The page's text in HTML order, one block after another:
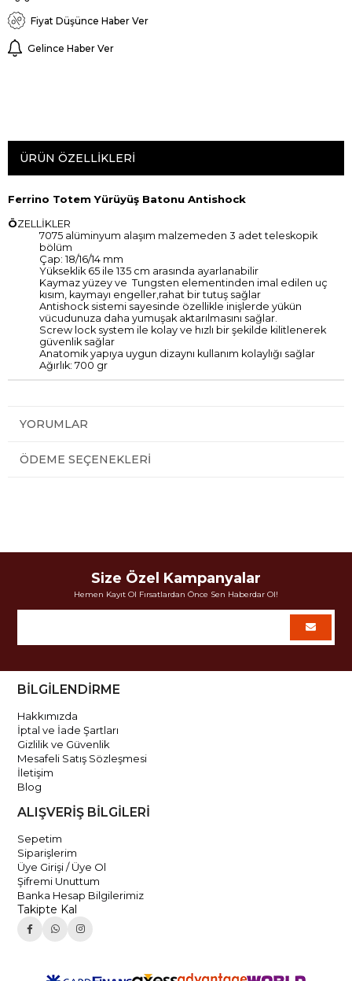
Fiyat Düşünce Haber Ver
Gelince Haber Ver
ÜRÜN ÖZELLIKLERI
Ferrino Totem Yürüyüş Batonu Antishock
ÖZELLİKLER
7075 alüminyum alaşım malzemeden 3 adet teleskopik
bölüm
Çap: 18/16/14 mm
Yükseklik 65 ile 135 cm arasında ayarlanabilir
Kaymaz yüzey ve Tungsten elementinden imal edilen uç
kısım, kaymayı engeller,rahat bir tutuş sağlar
Antishock sistemi sayesinde özellikle inişlerde yükün
vücudunuza daha yumuşak aktarılmasını sağlar.
Screw lock system ile kolay ve hızlı bir şekilde kilitlenerek
güvenlik sağlar
Anatomik yapıya uygun dizaynı kullanım kolaylığı sağlar
Ağırlık: 700 gr
YORUMLAR
ÖDEME SEÇENEKLERI
Size Özel Kampanyalar
Hemen Kayıt Ol Fırsatlardan Önce Sen Haberdar Ol!
BİLGİLENDİRME
Hakkımızda
İptal ve İade Şartları
Gizlilik ve Güvenlik
Mesafeli Satış Sözleşmesi
İletişim
Blog
ALIŞVERİŞ BİLGİLERİ
Sepetim
Siparişlerim
Üye Girişi / Üye Ol
Şifremi Unuttum
Banka Hesap Bilgilerimiz
Takipte Kal